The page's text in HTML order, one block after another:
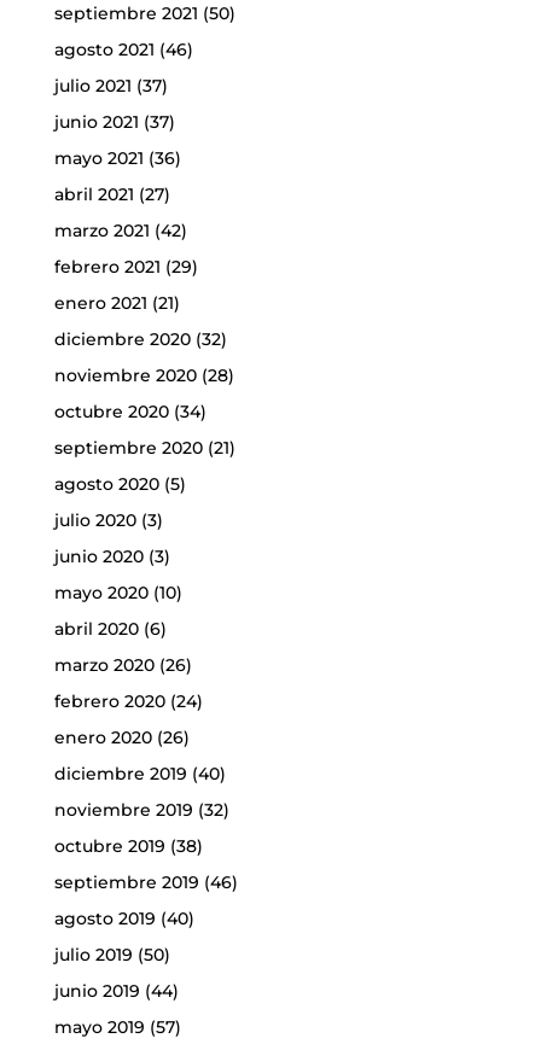
septiembre 2021 (50)
agosto 2021 (46)
julio 2021 (37)
junio 2021 (37)
mayo 2021 (36)
abril 2021 (27)
marzo 2021 (42)
febrero 2021 (29)
enero 2021 (21)
diciembre 2020(32)
noviembre 2020(28)
octubre 2020(34)
septiembre 2020(21)
agosto 2020(5)
julio 2020(3)
junio 2020(3)
mayo 2020(10)
abril 2020(6)
marzo 2020(26)
febrero 2020(24)
enero 2020(26)
diciembre 2019 (40)
noviembre 2019 (32)
octubre 2019 (38)
septiembre 2019 (46)
agosto 2019 (40)
julio 2019 (50)
junio 2019 (44)
mayo 2019 (57)